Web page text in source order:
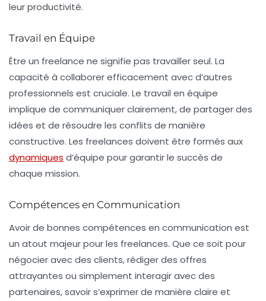
leur productivité.
Travail en Équipe
Être un freelance ne signifie pas travailler seul. La
capacité à collaborer efficacement avec d’autres
professionnels est cruciale. Le travail en équipe
implique de communiquer clairement, de partager des
idées et de résoudre les conflits de manière
constructive. Les freelances doivent être formés aux
dynamiques d’équipe pour garantir le succès de
chaque mission.
Compétences en Communication
Avoir de bonnes compétences en communication est
un atout majeur pour les freelances. Que ce soit pour
négocier avec des clients, rédiger des offres
attrayantes ou simplement interagir avec des
partenaires, savoir s’exprimer de manière claire et